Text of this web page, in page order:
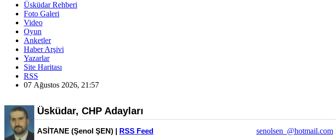
Üsküdar Rehberi
Foto Galeri
Video
Oyun
Anketler
Haber Arşivi
Yazarlar
Site Haritası
RSS
07 Ağustos 2026, 21:57
Üsküdar, CHP Adayları
ASİTANE (Şenol ŞEN) | RSS Feed senolsen_@hotmail.com